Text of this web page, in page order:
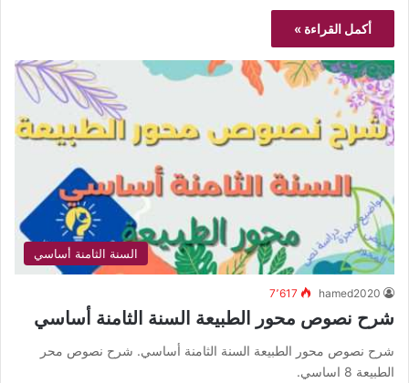
أكمل القراءة »
السنة الثامنة أساسي
hamed2020 7٬617
شرح نصوص محور الطبيعة السنة الثامنة أساسي
شرح نصوص محور الطبيعة السنة الثامنة أساسي. شرح نصوص محر
الطبيعة 8 اساسي.